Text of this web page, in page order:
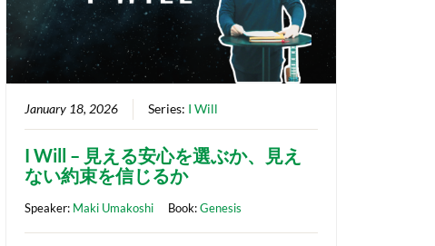
January 18, 2026 Series: I Will
I Will – 見える安心を選ぶか、見え
ない約束を信じるか
Speaker: Maki Umakoshi Book:Genesis